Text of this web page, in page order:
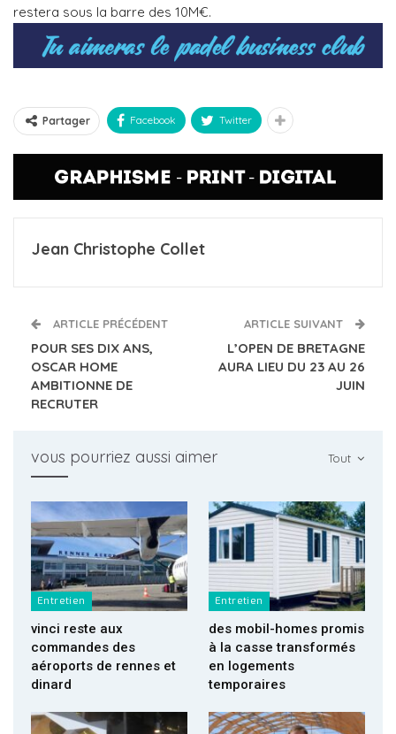
restera sous la barre des 10M€.
Partager Facebook Twitter
Jean Christophe Collet
ARTICLE PRÉCÉDENT
POUR SES DIX ANS,
OSCAR HOME
AMBITIONNE DE
RECRUTER
ARTICLE SUIVANT
L’OPEN DE BRETAGNE
AURA LIEU DU 23 AU 26
JUIN
Tout
vous pourriez aussi aimer
Entretien
vinci reste aux
commandes des
aéroports de rennes et
dinard
Entretien
des mobil-homes promis
à la casse transformés
en logements
temporaires